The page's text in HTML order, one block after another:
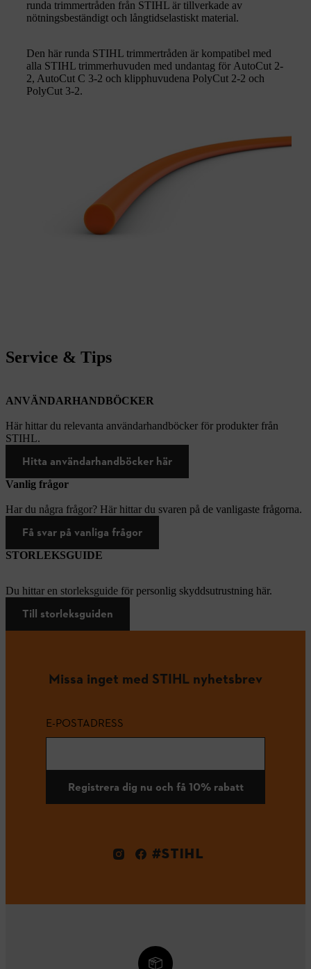
runda trimmertråden från STIHL är tillverkade av
nötningsbeständigt och långtidselastiskt material.
Den här runda STIHL trimmertråden är kompatibel med
alla STIHL trimmerhuvuden med undantag för AutoCut 2-
2, AutoCut C 3-2 och klipphuvudena PolyCut 2-2 och
PolyCut 3-2.
Service & Tips
ANVÄNDARHANDBÖCKER
Här hittar du relevanta användarhandböcker för produkter från
STIHL.
Hitta användarhandböcker här
Vanlig frågor
Har du några frågor? Här hittar du svaren på de vanligaste frågorna.
Få svar på vanliga frågor
STORLEKSGUIDE
Du hittar en storleksguide för personlig skyddsutrustning här.
Till storleksguiden
Missa inget med STIHL nyhetsbrev
E-POSTADRESS
Registrera dig nu och få 10% rabatt
#STIHL